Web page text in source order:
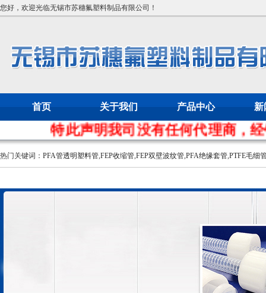
您好，欢迎光临无锡市苏穗氟塑料制品有限公司！
首页 关于我们 产品中心 新
特此声明我司没有任何代理商，经销商
热门关键词： PFA管透明塑料管,FEP收缩管,FEP双壁波纹管,PFA绝缘套管,PTFE毛细